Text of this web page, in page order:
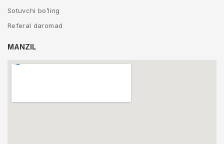
Sotuvchi bo’ling
Referal daromad
MANZIL